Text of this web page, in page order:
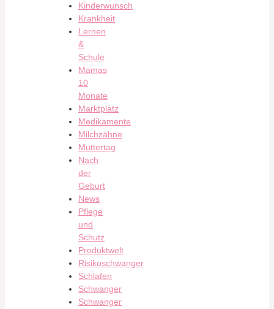
Kinderwunsch
Krankheit
Lernen
&
Schule
Mamas
10
Monate
Marktplatz
Medikamente
Milchzähne
Muttertag
Nach
der
Geburt
News
Pflege
und
Schutz
Produktwelt
Risikoschwanger
Schlafen
Schwanger
Schwanger